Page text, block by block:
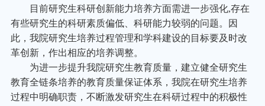
目前研究生科研创新能力培养方面需进一步强化,存在
有些研究生的科研素质偏低、科研能力较弱的问题。因
此，我院研究生培养过程管理和学科建设的目标要及时改
革创新，作出相应的培养调整。
为进一步提升我院研究生教育质量，建立健全研究生
教育全链条培养的教育质量保证体系，我院在研究生培养
过程中明确职责，不断激发研究生在科研过程中的积极性